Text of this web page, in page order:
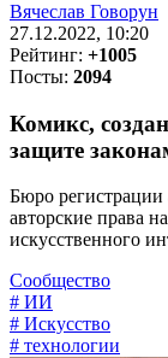
Вячеслав Говорун
27.12.2022, 10:20
Рейтинг: +1005
Посты: 2094
Комикс,
защите
Бюро регистрации
авторские права
искусственного
Сообщество
# ИИ
# Искусство
# технологии